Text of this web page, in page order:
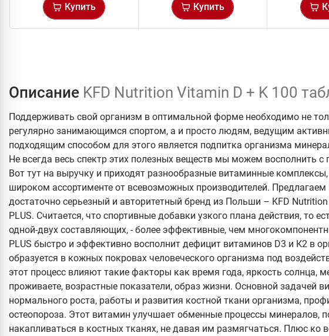
Купить Купить
Описание KFD Nutrition Vitamin D + K 100
Поддерживать свой организм в оптимальной форме необходимо не
регулярно занимающимся спортом, а и просто людям, ведущим
подходящим способом для этого является подпитка организма
Не всегда весь спектр этих полезных веществ мы можем восполнить
Вот тут на выручку и приходят разнообразные витаминные
широком ассортименте от всевозможных производителей.
достаточно серьезный и авторитетный бренд из Польши – KFD
PLUS. Считается, что спортивные добавки узкого плана действия, то
одной-двух составляющих, - более эффективные, чем
PLUS быстро и эффективно восполнит дефицит витаминов D3 и К2 в
образуется в кожных покровах человеческого организма под
этот процесс влияют такие факторы как время года, яркость солнца,
проживаете, возрастные показатели, образ жизни. Основной задачей
нормального роста, работы и развития костной ткани организма,
остеопороза. Этот витамин улучшает обменные процессы минералов,
накапливаться в костных тканях, не давая им размягчаться. Плюс ко